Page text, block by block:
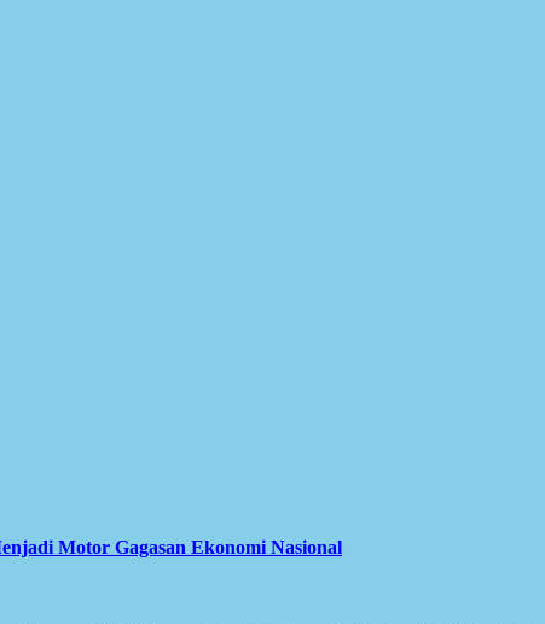
Motor Gagasan Ekonomi Nasional